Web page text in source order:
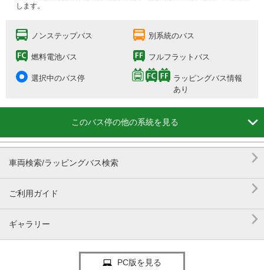
します。
ノンステップバス 別系統のバス
燃料電池バス フルフラットバス
選択中のバス停
ラッピングバス情報
あり
このバス停の他の系統を見る 
車両検索/ラッピングバス検索 
ご利用ガイド 
ギャラリー 
PC版を見る